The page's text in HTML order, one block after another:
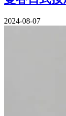
2024-08-07